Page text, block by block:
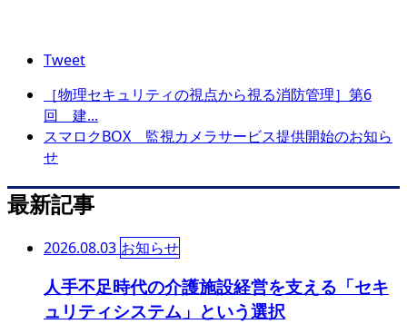
Tweet
［物理セキュリティの視点から視る消防管理］第6
回 建...
スマロクBOX 監視カメラサービス提供開始のお知ら
せ
最新記事
2026.08.03 お知らせ
人手不足時代の介護施設経営を支える「セキ
ュリティシステム」という選択